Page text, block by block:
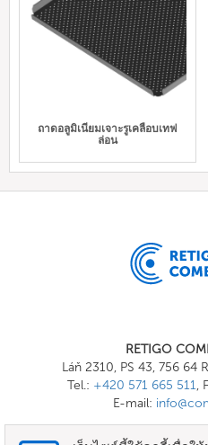
ถาดอลูมิเนียมเจาะรูเคลือบเทฟ
ล่อน
RETIGO
Láň 2310, PS 43, 756 64
Tel.: +420 571 665 511,
E-mail: